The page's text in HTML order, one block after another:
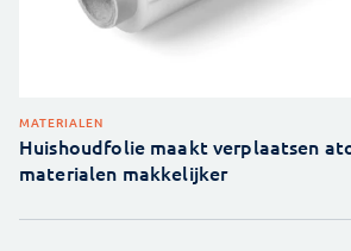
MATERIALEN
Huishoudfolie maakt verplaatsen
materialen makkelijker